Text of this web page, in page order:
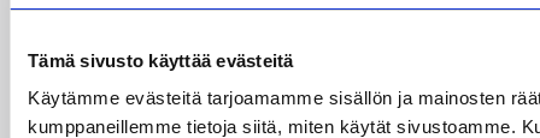
Tämä sivusto käyttää evästeitä
Käytämme evästeitä tarjoamamme sisällön ja mainosten
kumppaneillemme tietoja siitä, miten käytät sivustoamme.